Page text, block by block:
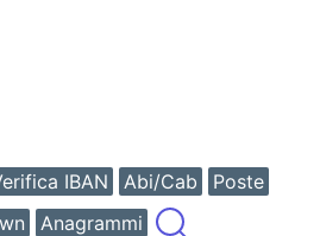
IBAN Abi/Cab
Poste
Anagrammi